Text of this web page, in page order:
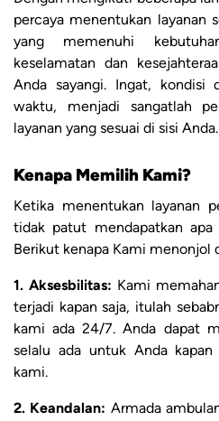
percaya menentukan layanan
yang memenuhi
keselamatan dan
Anda sayangi. Ingat, kondisi
waktu, menjadi sangatlah
layanan yang sesuai di sisi Anda.
Kenapa Memilih Kami?
Ketika menentukan layanan
tidak patut mendapatkan
Berikut kenapa Kami menonjol
1. Aksesbilitas: Kami
terjadi kapan saja, itulah
kami ada 24/7. Anda dapat
selalu ada untuk Anda
kami.
2. Keandalan: Armada